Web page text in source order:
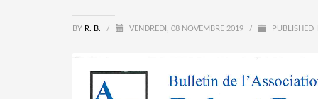
BY R. B. / VENDREDI, 08 NOVEMBRE 2019 / PUBLISHED